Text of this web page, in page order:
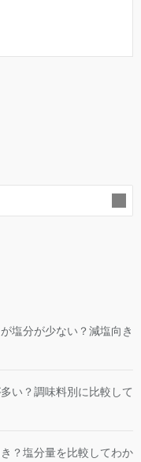
塩分が少ない？減塩向き
い？調味料別に比較して
？塩分量を比較してわか